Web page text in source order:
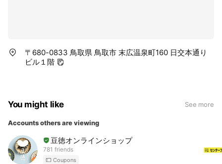
〒680-0833 鳥取県 鳥取市 末広温泉町160 日交本通り
ビル１階
You might like See more
Accounts others are viewing
豆徳オンラインショップ
781 friends
Coupons